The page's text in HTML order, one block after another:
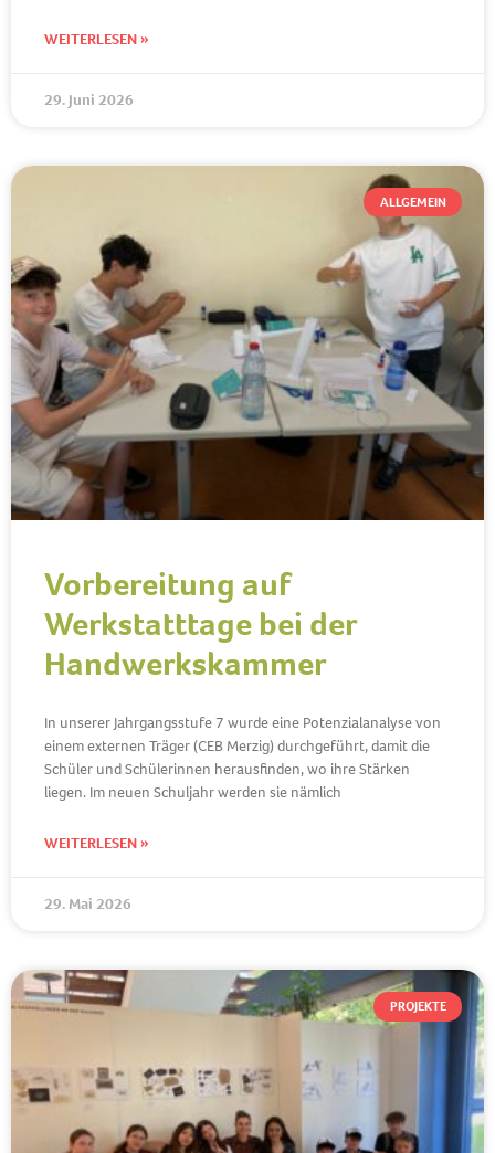
WEITERLESEN »
29. Juni 2026
ALLGEMEIN
Vorbereitung auf
Werkstatttage bei der
Handwerkskammer
In unserer Jahrgangsstufe 7 wurde eine Potenzialanalyse von
einem externen Träger (CEB Merzig) durchgeführt, damit die
Schüler und Schülerinnen herausfinden, wo ihre Stärken
liegen. Im neuen Schuljahr werden sie nämlich
WEITERLESEN »
29. Mai 2026
PROJEKTE